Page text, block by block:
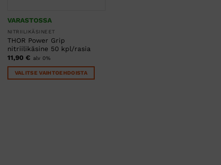
VARASTOSSA
NITRIILIKÄSINEET
THOR Power Grip
nitriilikäsine 50 kpl/rasia
11,90 € alv 0%
VALITSE VAIHTOEHDOISTA